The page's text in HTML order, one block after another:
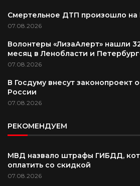
Смертельное ДТП произошло на
07.08.2026
Волонтеры «ЛизаАлерт» нашли
месяц в Ленобласти и
07.08.2026
В Госдуму внесут законопроект
России
07.08.2026
РЕКОМЕНДУЕМ
МВД назвало штрафы ГИБДД,
оплатить со скидкой
07.08.2026